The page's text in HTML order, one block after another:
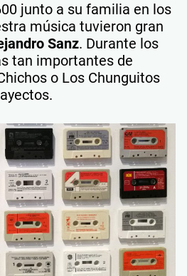
junto a su familia en los
música tuvieron gran
Sanz. Durante los
tan importantes de
o Los Chunguitos